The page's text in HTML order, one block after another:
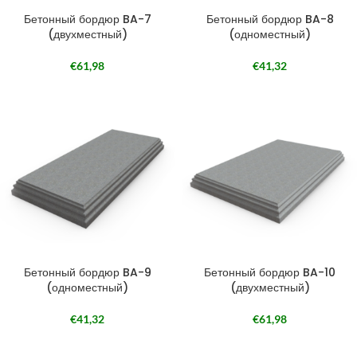
Бетонный бордюр BA-7
(двухместный)
€61,98
Бетонный бордюр BA-8
(одноместный)
€41,32
Бетонный бордюр BA-9
(одноместный)
€41,32
Бетонный бордюр BA-10
(двухместный)
€61,98